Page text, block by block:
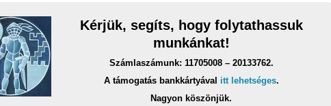
Kérjük, segíts, hogy folytathassuk
munkánkat!
Számlaszámunk: 11705008 – 20133762.
A támogatás bankkártyával itt lehetséges.
Nagyon köszönjük.